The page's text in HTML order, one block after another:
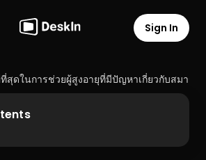
Sign In
สุดในการช่วยผู้สูงอายุที่มีปัญหาเกี่ยวกับสมาร์ท